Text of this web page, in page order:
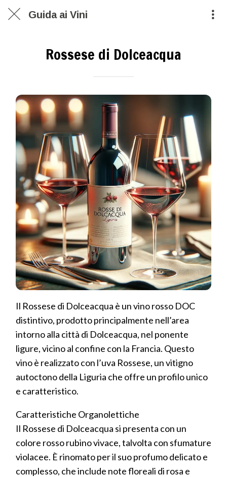
Guida ai Vini
Rossese di Dolceacqua
Il Rossese di Dolceacqua è un vino rosso DOC
distintivo, prodotto principalmente nell’area
intorno alla città di Dolceacqua, nel ponente
ligure, vicino al confine con la Francia. Questo
vino è realizzato con l’uva Rossese, un vitigno
autoctono della Liguria che offre un profilo unico
e caratteristico.
Caratteristiche Organolettiche
Il Rossese di Dolceacqua si presenta con un
colore rosso rubino vivace, talvolta con sfumature
violacee. È rinomato per il suo profumo delicato e
complesso, che include note floreali di rosa e